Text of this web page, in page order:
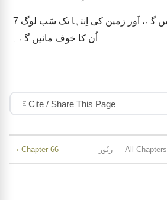
7
اُن کا خوف مانیں گے۔
Cite / Share This Page
‹ Chapter 66 زبُور — All Chapters